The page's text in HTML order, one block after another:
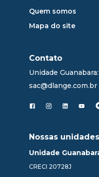
Quem somos
Mapa do site
Contato
Unidade
sac@dlange.com.br
Nossas unidades
Unidade
CRECI 20728J